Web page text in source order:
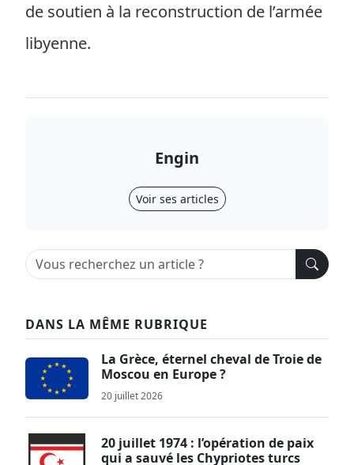
de soutien à la reconstruction de l’armée
libyenne.
Engin
Voir ses articles
DANS LA MÊME RUBRIQUE
La Grèce, éternel cheval de Troie de
Moscou en Europe ?
20 juillet 2026
20 juillet 1974 : l’opération de paix
qui a sauvé les Chypriotes turcs